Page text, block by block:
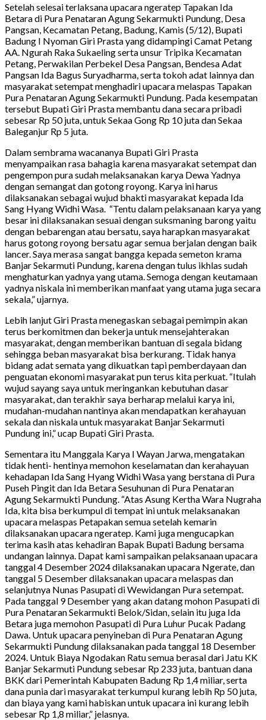
Setelah selesai terlaksana upacara ngeratep Tapakan Ida
Betara di Pura Penataran Agung Sekarmukti Pundung, Desa
Pangsan, Kecamatan Petang, Badung, Kamis (5/12), Bupati
Badung I Nyoman Giri Prasta yang didampingi Camat Petang
AA. Ngurah Raka Sukaeling serta unsur Tripika Kecamatan
Petang, Perwakilan Perbekel Desa Pangsan, Bendesa Adat
Pangsan Ida Bagus Suryadharma, serta tokoh adat lainnya dan
masyarakat setempat menghadiri upacara melaspas Tapakan
Pura Penataran Agung Sekarmukti Pundung. Pada kesempatan
tersebut Bupati Giri Prasta membantu dana secara pribadi
sebesar Rp 50 juta, untuk Sekaa Gong Rp 10 juta dan Sekaa
Baleganjur Rp 5 juta.
Dalam sembrama wacananya Bupati Giri Prasta
menyampaikan rasa bahagia karena masyarakat setempat dan
pengempon pura sudah melaksanakan karya Dewa Yadnya
dengan semangat dan gotong royong. Karya ini harus
dilaksanakan sebagai wujud bhakti masyarakat kepada Ida
Sang Hyang Widhi Wasa. “Tentu dalam pelaksanaan karya yang
besar ini dilaksanakan sesuai dengan suksmaning barong yaitu
dengan bebarengan atau bersatu, saya harapkan masyarakat
harus gotong royong bersatu agar semua berjalan dengan baik
lancer. Saya merasa sangat bangga kepada semeton krama
Banjar Sekarmuti Pundung, karena dengan tulus ikhlas sudah
menghaturkan yadnya yang utama. Semoga dengan keutamaan
yadnya niskala ini memberikan manfaat yang utama juga secara
sekala,” ujarnya.
Lebih lanjut Giri Prasta menegaskan sebagai pemimpin akan
terus berkomitmen dan bekerja untuk mensejahterakan
masyarakat, dengan memberikan bantuan di segala bidang
sehingga beban masyarakat bisa berkurang. Tidak hanya
bidang adat semata yang dikuatkan tapi pemberdayaan dan
penguatan ekonomi masyarakat pun terus kita perkuat. “Itulah
wujud sayang saya untuk meringankan kebutuhan dasar
masyarakat, dan terakhir saya berharap melalui karya ini,
mudahan-mudahan nantinya akan mendapatkan kerahayuan
sekala dan niskala untuk masyarakat Banjar Sekarmuti
Pundung ini,” ucap Bupati Giri Prasta.
Sementara itu Manggala Karya I Wayan Jarwa, mengatakan
tidak henti- hentinya memohon keselamatan dan kerahayuan
kehadapan Ida Sang Hyang Widhi Wasa yang berstana di Pura
Puseh Pingit dan Ida Betara Sesuhunan di Pura Penataran
Agung Sekarmukti Pundung. “Atas Asung Kertha Wara Nugraha
Ida, kita bisa berkumpul di tempat ini untuk melaksanakan
upacara melaspas Petapakan semua setelah kemarin
dilaksanakan upacara ngeratep. Kami juga mengucapkan
terima kasih atas kehadiran Bapak Bupati Badung bersama
undangan lainnya. Dapat kami sampaikan pelaksanaan upacara
tanggal 4 Desember 2024 dilaksanakan upacara Ngerate, dan
tanggal 5 Desember dilaksanakan upacara melaspas dan
selanjutnya Nunas Pasupati di Wewidangan Pura setempat.
Pada tanggal 9 Desember yang akan datang mohon Pasupati di
Pura Penataran Sekarmukti Belok/Sidan, selain itu juga Ida
Betara juga memohon Pasupati di Pura Luhur Pucak Padang
Dawa. Untuk upacara penyineban di Pura Penataran Agung
Sekarmukti Pundung dilaksanakan pada tanggal 18 Desember
2024. Untuk Biaya Ngodakan Ratu semua berasal dari Jatu KK
Banjar Sekarmuti Pundung sebesar Rp 233 juta, bantuan dana
BKK dari Pemerintah Kabupaten Badung Rp 1,4 miliar, serta
dana punia dari masyarakat terkumpul kurang lebih Rp 50 juta,
dan biaya yang kami habiskan untuk upacara ini kurang lebih
sebesar Rp 1,8 miliar,” jelasnya.